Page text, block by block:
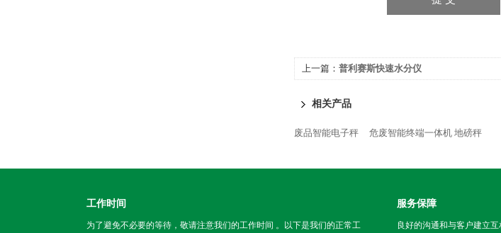
上一篇： 普利赛斯快速水分仪
相关产品
废品智能电子秤 危废智能终端一体机 地磅秤
工作时间
为了避免不必要的等待，敬请注意我们的工作时间 。以下是我们的正常工
服务保障
良好的沟通和与客户建立